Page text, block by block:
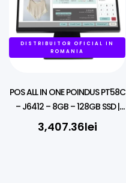
DISTRIBUITOR OFICIAL IN
ROMANIA
POS ALL IN ONE POINDUS PT58C
– J6412 – 8GB – 128GB SSD |
Windows 11 PRO
3,407.36lei